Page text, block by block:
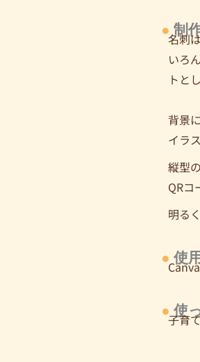
●制
名刺
いろ
トと
背景
イラ
縦型
QRコ
明る
●使
Canva
●使
子育